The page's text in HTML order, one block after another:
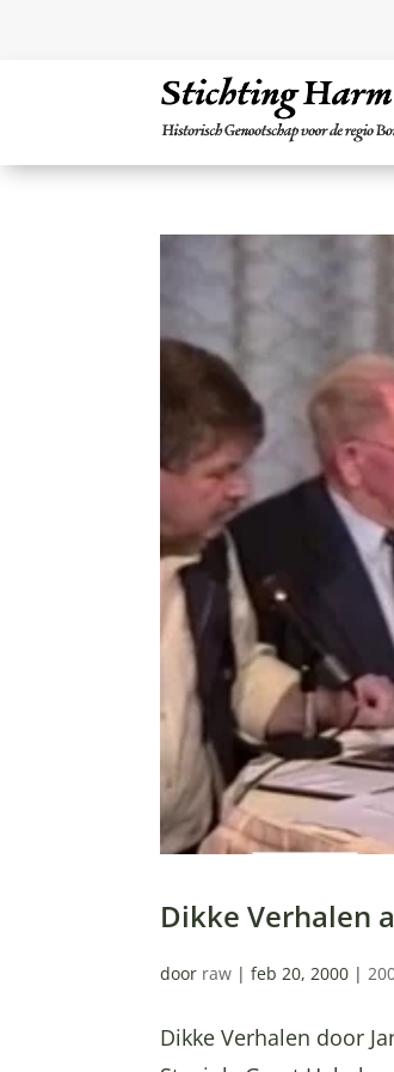
Dikke Verhalen
door raw |feb 20, 2000 |
Dikke Verhalen door